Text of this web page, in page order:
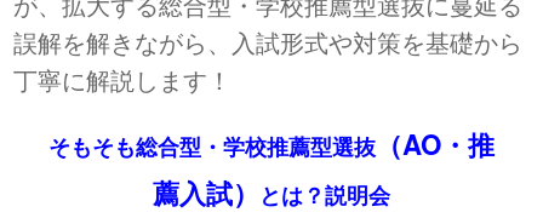
誤解を解きながら、入試形式や対策を基礎から
丁寧に解説します！
そもそも総合型・学校推薦型選抜 （AO・推
薦入試）
とは？説明会